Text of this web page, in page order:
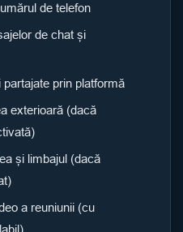
de telefon
de chat și
prin platformă
exterioară (dacă
și limbajul (dacă
a reuniunii (cu